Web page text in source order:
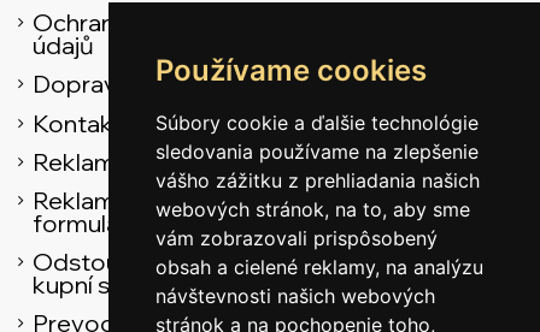
Používame cookies
Súbory cookie a ďalšie technológie
sledovania používame na zlepšenie
vášho zážitku z prehliadania našich
webových stránok, na to, aby sme
vám zobrazovali prispôsobený
obsah a cielené reklamy, na analýzu
návštevnosti našich webových
stránok a na pochopenie toho,
Ochrana osobních
údajů
Doprava
Kontaktní údaje
Reklamační řád
Reklamačný
formulár
Odstoupení od
kupní smlouvy
Prevodník